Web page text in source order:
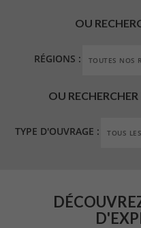
OU
RÉGIONS :
OU
TYPE D'OUVRAGE :